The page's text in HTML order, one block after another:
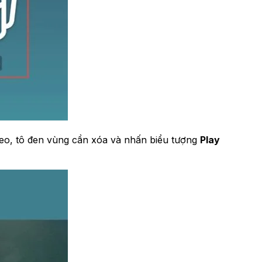
tô đen vùng cần xóa và nhấn biểu tượng Play